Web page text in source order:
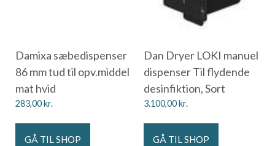
Damixa sæbedispenser
86 mm tud til opv.middel
mat hvid
283,00kr.
GÅ TIL SHOP
Dan Dryer LOKI manuel
dispenser Til flydende
desinfiktion, Sort
3.100,00kr.
GÅ TIL SHOP